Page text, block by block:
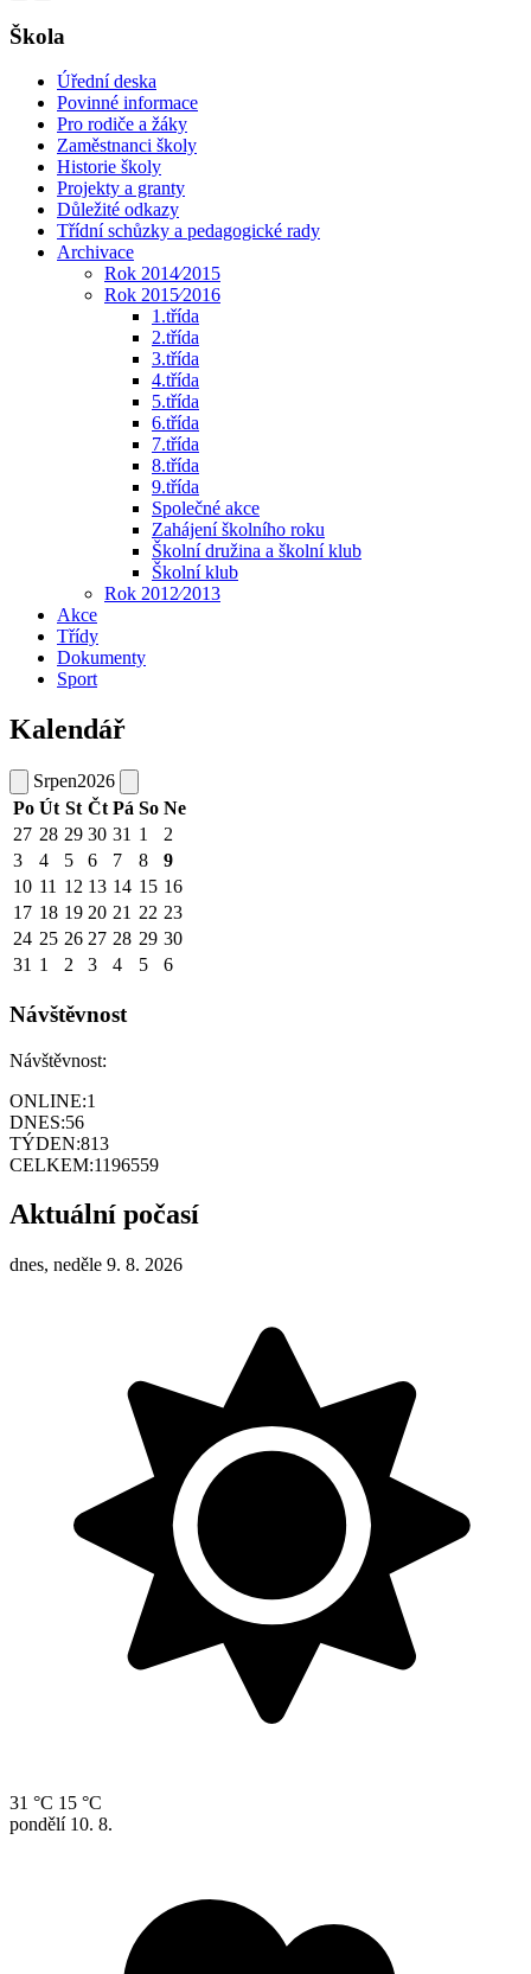
Škola
Úřední deska
Povinné informace
Pro rodiče a žáky
Zaměstnanci školy
Historie školy
Projekty a granty
Důležité odkazy
Třídní schůzky a pedagogické rady
Archivace
Rok 2014⁄2015
Rok 2015⁄2016
1.třída
2.třída
3.třída
4.třída
5.třída
6.třída
7.třída
8.třída
9.třída
Společné akce
Zahájení školního roku
Školní družina a školní klub
Školní klub
Rok 2012⁄2013
Akce
Třídy
Dokumenty
Sport
Kalendář
Srpen2026
Po Út St Čt Pá So Ne
27 28 29 30 31 1
2
3
4 5 6 7 8
9
10 11 12 13 14 15 16
17 18 19 20 21 22 23
24 25 26 27 28 29 30
31 1 2 3 4 5 6
Návštěvnost
Návštěvnost:
ONLINE:1
DNES:56
TÝDEN:813
CELKEM:1196559
Aktuální počasí
dnes, neděle 9. 8. 2026
31 °C 15 °C
pondělí 10. 8.